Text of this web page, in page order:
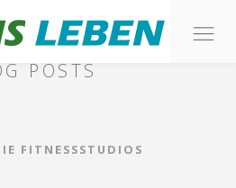
POSTS
FITNESSSTUDIOS